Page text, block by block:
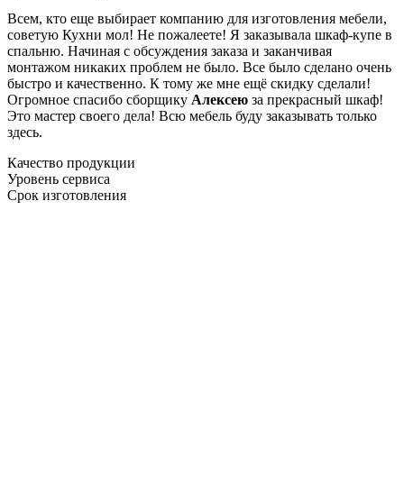
Всем, кто еще выбирает компанию для изготовления мебели,
советую Кухни мол! Не пожалеете! Я заказывала шкаф-купе в
спальню. Начиная с обсуждения заказа и заканчивая
монтажом никаких проблем не было. Все было сделано очень
быстро и качественно. К тому же мне ещё скидку сделали!
Огромное спасибо сборщику Алексею за прекрасный шкаф!
Это мастер своего дела! Всю мебель буду заказывать только
здесь.
Качество продукции
Уровень сервиса
Срок изготовления